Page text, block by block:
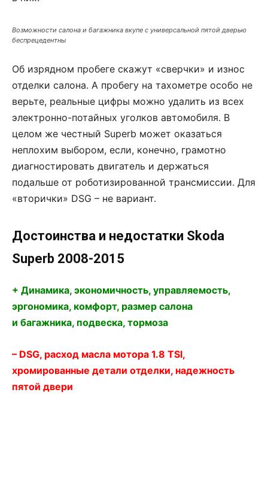
Возможности салона и багажника вкупе с универсальной пятой дверью
беспрецедентны
Об изрядном пробеге скажут «сверчки» и износ
отделки салона. А пробегу на тахометре особо не
верьте, реальные цифры можно удалить из всех
электронно-потайных уголков автомобиля. В
целом же честный Superb может оказаться
неплохим выбором, если, конечно, грамотно
диагностировать двигатель и держаться
подальше от роботизированной трансмиссии. Для
«вторички» DSG – не вариант.
Достоинства и недостатки Skoda
Superb 2008-2015
+ Динамика, экономичность, управляемость,
эргономика, комфорт, размер салона
и багажника, под­веска, тормоза
– DSG, расход масла мотора 1.8 TSI,
хромированные детали отделки, надежность
пятой двери